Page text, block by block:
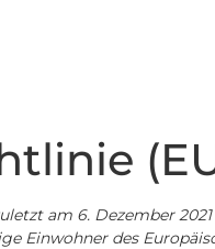
am 6. Dezember
Einwohner des